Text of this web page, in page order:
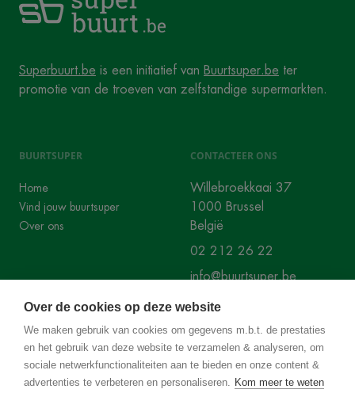
Over de cookies op deze website
We maken gebruik van cookies om gegevens m.b.t. de prestaties
en het gebruik van deze website te verzamelen & analyseren, om
sociale netwerkfunctionaliteiten aan te bieden en onze content &
advertenties te verbeteren en personaliseren. Kom meer te weten
Superbuurt.be is een initiatief van Buurtsuper.be ter
promotie van de troeven van zelfstandige supermarkten.
BUURTSUPER
Home
Vind jouw buurtsuper
Over ons
CONTACTEER ONS
Willebroekkaai 37
1000 Brussel
België
02 212 26 22
info@buurtsuper.be
SOCIALS
Instagram Facebook